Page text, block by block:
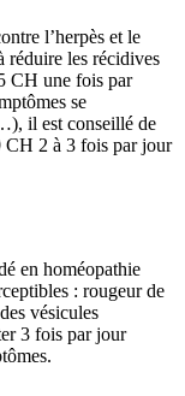
l’herpès et le
réduire les récidives
CH une fois par
se
il est conseillé de
CH 2 à 3 fois par jour
en homéopathie
: rougeur de
vésicules
3 fois par jour